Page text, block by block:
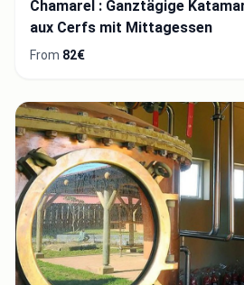
Chamarel : Ganztägige
aux Cerfs mit Mittagessen
From 82€